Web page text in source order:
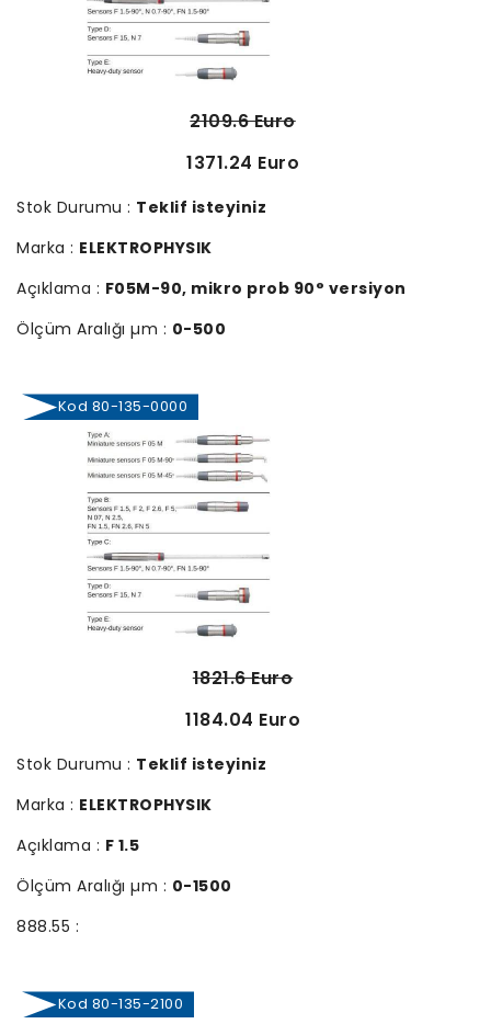
2109.6 Euro
1371.24 Euro
Stok Durumu : Teklif isteyiniz
Marka : ELEKTROPHYSIK
Açıklama : F05M-90, mikro prob 90° versiyon
Ölçüm Aralığı µm : 0-500
Kod 80-135-0000
1821.6 Euro
1184.04 Euro
Stok Durumu : Teklif isteyiniz
Marka : ELEKTROPHYSIK
Açıklama : F 1.5
Ölçüm Aralığı µm : 0-1500
888.55 :
Kod 80-135-2100